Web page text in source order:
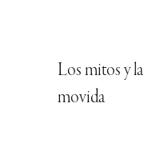
Los mitos y la
movida